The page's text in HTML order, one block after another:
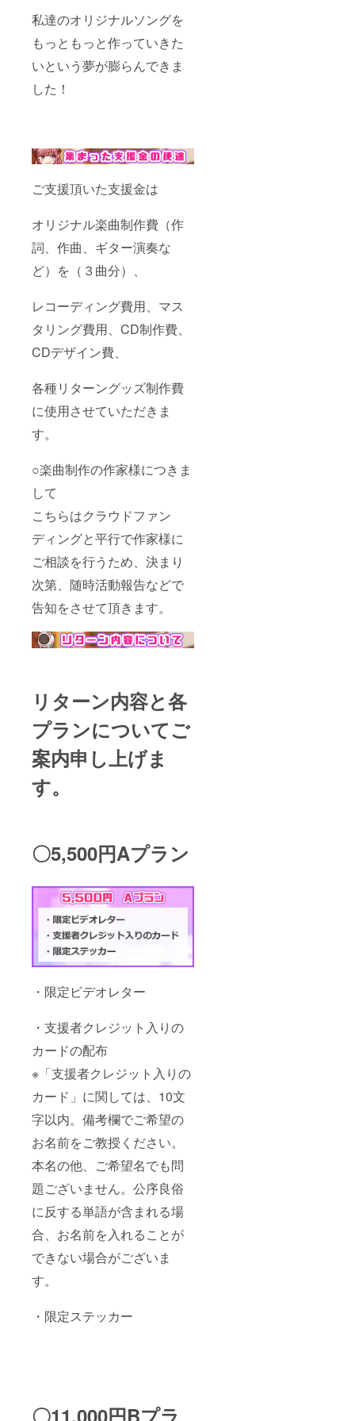
私達のオリジナルソングを
もっともっと作っていきた
いという夢が膨らんできま
した！
ご支援頂いた支援金は
オリジナル楽曲制作費（作
詞、作曲、ギター演奏な
ど）を（３曲分）、
レコーディング費用、マス
タリング費用、CD制作費、
CDデザイン費、
各種リターングッズ制作費
に使用させていただきま
す。
○楽曲制作の作家様につきま
して
こちらはクラウドファン
ディングと平行で作家様に
ご相談を行うため、決まり
次第、随時活動報告などで
告知をさせて頂きます。
リターン内容と各
プランについてご
案内申し上げま
す。
〇5,500円Aプラン
・限定ビデオレター
・支援者クレジット入りの
カードの配布
※「支援者クレジット入りの
カード」に関しては、10文
字以内。備考欄でご希望の
お名前をご教授ください。
本名の他、ご希望名でも問
題ございません。公序良俗
に反する単語が含まれる場
合、お名前を入れることが
できない場合がございま
す。
・限定ステッカー